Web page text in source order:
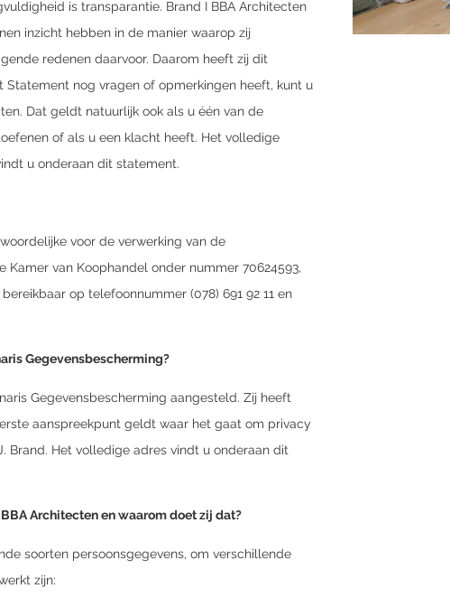
is transparantie. Brand I BBA Architecten
inzicht hebben in de manier waarop zij
redenen daarvoor. Daarom heeft zij dit
nog vragen of opmerkingen heeft, kunt u
Dat geldt natuurlijk ook als u één van de
of als u een klacht heeft. Het volledige
u onderaan dit statement.
voor de verwerking van de
Kamer van Koophandel onder nummer 70624593,
op telefoonnummer (078) 691 92 11 en
Gegevensbescherming?
Gegevensbescherming aangesteld. Zij heeft
aanspreekpunt geldt waar het gaat om privacy
Brand. Het volledige adres vindt u onderaan dit
Architecten en waarom doet zij dat?
soorten persoonsgegevens, om verschillende
zijn: